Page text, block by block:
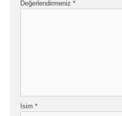
Değerlendirmeniz *
İsim *